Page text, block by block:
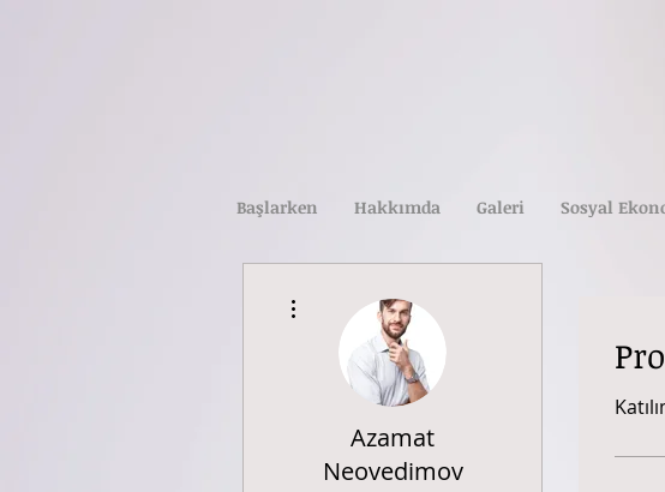
Başlarken Hakkımda Galeri Sosyal
Azamat
Neovedimov